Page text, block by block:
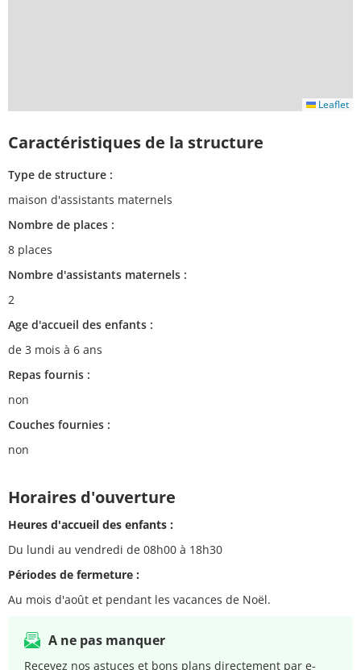
Leaflet
Caractéristiques de la structure
Type de structure :
maison d'assistants maternels
Nombre de places :
8 places
Nombre d'assistants maternels :
2
Age d'accueil des enfants :
de 3 mois à 6 ans
Repas fournis :
non
Couches fournies :
non
Horaires d'ouverture
Heures d'accueil des enfants :
Du lundi au vendredi de 08h00 à 18h30
Périodes de fermeture :
Au mois d'août et pendant les vacances de Noël.
A ne pas manquer
Recevez nos astuces et bons plans directement par e-